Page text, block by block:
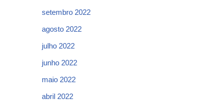
setembro 2022
agosto 2022
julho 2022
junho 2022
maio 2022
abril 2022